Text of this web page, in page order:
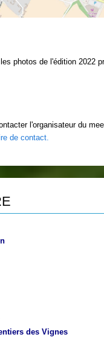
photos de l'édition 2022
l'organisateur du
de contact.
des Vignes